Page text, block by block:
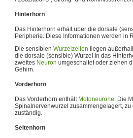
Hinterhorn
Das Hinterhorn erhält über die dorsale
Peripherie. Diese Informationen werden in
Die sensiblen Wurzelzellen liegen
die dorsale (sensible) Wurzel in das
zweites Neuron umgeschaltet oder ziehen
Gehirn.
Vorderhorn
Das Vorderhorn enthält Motoneurone . Die
Spinalnervenwurzel zusammengelagert, zu
zuständig.
Seitenhorn